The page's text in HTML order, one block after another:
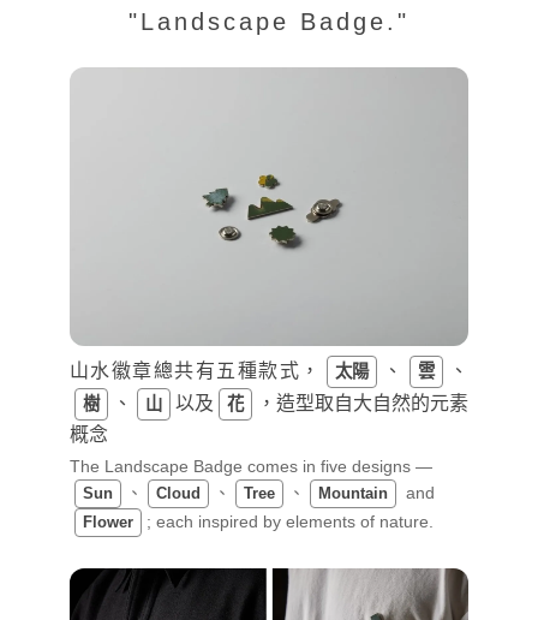
"Landscape Badge."
山水徽章總共有五種款式， 太陽 、 雲 、
樹 、 山 以及 花
，造型取自大自然的元素
概念
The Landscape Badge comes in five designs —
Sun 、 Cloud 、 Tree 、 Mountain and
Flower ; each inspired by elements of nature.